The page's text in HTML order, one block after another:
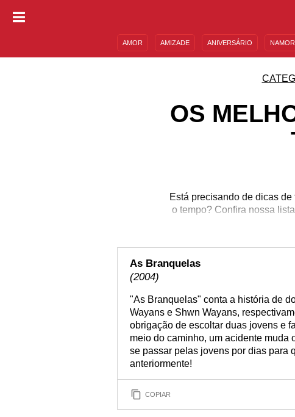
AMOR AMIZADE ANIVERSÁRIO
OS
Está precisando de dicas
o tempo? Confira nossa
As Branquelas
(2004)
"As Branquelas" conta a história de
Wayans e Shwn Wayans,
obrigação de escoltar duas jovens e
meio do caminho, um acidente muda
se passar pelas jovens por dias para
anteriormente!
COPIAR